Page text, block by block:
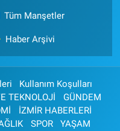
Tüm Manşetler
Haber Arşivi
Kullanım Koşulları
TEKNOLOJİ
GÜNDEM
İZMİR HABERLERİ
SPOR
YAŞAM